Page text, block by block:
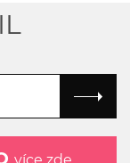
více zde